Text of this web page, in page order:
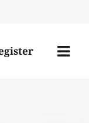
Menü